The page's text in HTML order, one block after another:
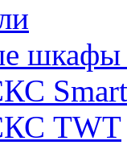
шкафы
TWT